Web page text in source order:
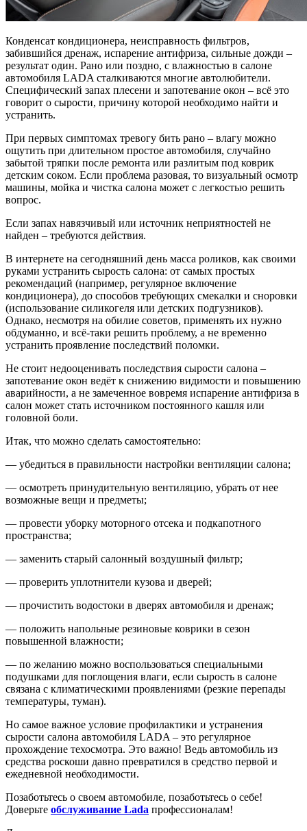
Конденсат кондиционера, неисправность фильтров,
забившийся дренаж, испарение антифриза, сильные дожди –
результат один. Рано или поздно, с влажностью в салоне
автомобиля LADA сталкиваются многие автолюбители.
Специфический запах плесени и запотевание окон – всё это
говорит о сырости, причину которой необходимо найти и
устранить.
При первых симптомах тревогу бить рано – влагу можно
ощутить при длительном простое автомобиля, случайно
забытой тряпки после ремонта или разлитым под коврик
детским соком. Если проблема разовая, то визуальный осмотр
машины, мойка и чистка салона может с легкостью решить
вопрос.
Если запах навязчивый или источник неприятностей не
найден – требуются действия.
В интернете на сегодняшний день масса роликов, как своими
руками устранить сырость салона: от самых простых
рекомендаций (например, регулярное включение
кондиционера), до способов требующих смекалки и сноровки
(использование силикогеля или детских подгузников).
Однако, несмотря на обилие советов, применять их нужно
обдуманно, и всё-таки решить проблему, а не временно
устранить проявление последствий поломки.
Не стоит недооценивать последствия сырости салона –
запотевание окон ведёт к снижению видимости и повышению
аварийности, а не замеченное вовремя испарение антифриза в
салон может стать источником постоянного кашля или
головной боли.
Итак, что можно сделать самостоятельно:
— убедиться в правильности настройки вентиляции салона;
— осмотреть принудительную вентиляцию, убрать от нее
возможные вещи и предметы;
— провести уборку моторного отсека и подкапотного
пространства;
— заменить старый салонный воздушный фильтр;
— проверить уплотнители кузова и дверей;
— прочистить водостоки в дверях автомобиля и дренаж;
— положить напольные резиновые коврики в сезон
повышенной влажности;
— по желанию можно воспользоваться специальными
подушками для поглощения влаги, если сырость в салоне
связана с климатическими проявлениями (резкие перепады
температуры, туман).
Но самое важное условие профилактики и устранения
сырости салона автомобиля LADA – это регулярное
прохождение техосмотра. Это важно! Ведь автомобиль из
средства роскоши давно превратился в средство первой и
ежедневной необходимости.
Позаботьтесь о своем автомобиле, позаботьтесь о себе!
Доверьте обслуживание Lada профессионалам!